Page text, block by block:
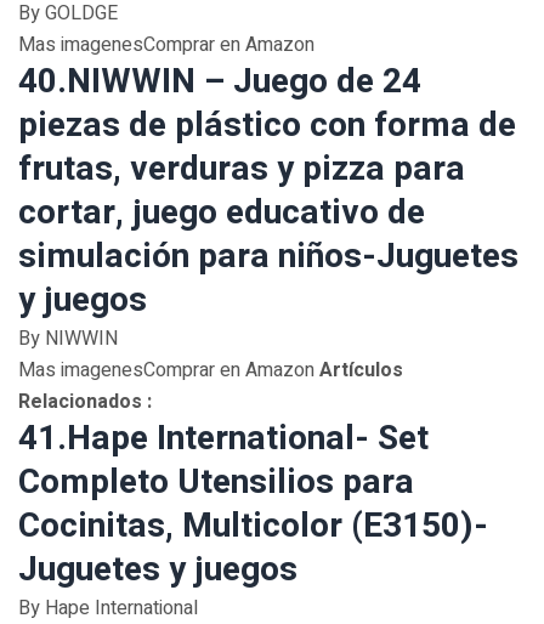
By GOLDGE
Mas imagenesComprar en Amazon
40.NIWWIN – Juego de 24
piezas de plástico con forma de
frutas, verduras y pizza para
cortar, juego educativo de
simulación para niños-Juguetes
y juegos
By NIWWIN
Mas imagenesComprar en AmazonArtículos
Relacionados :
41.Hape International- Set
Completo Utensilios para
Cocinitas, Multicolor (E3150)-
Juguetes y juegos
By Hape International